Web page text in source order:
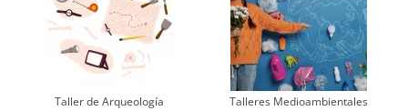
Taller de Arqueología Talleres Medioambientales